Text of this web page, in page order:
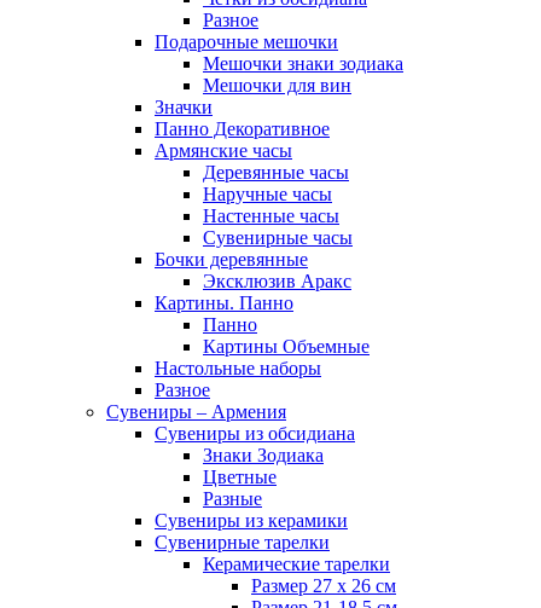
Разное
Подарочные мешочки
Мешочки знаки зодиака
Мешочки для вин
Значки
Панно Декоративное
Армянские часы
Деревянные часы
Наручные часы
Настенные часы
Сувенирные часы
Бочки деревянные
Эксклюзив Аракс
Картины. Панно
Панно
Картины Объемные
Настольные наборы
Разное
Сувениры – Армения
Сувениры из обсидиана
Знаки Зодиака
Цветные
Разные
Сувениры из керамики
Сувенирные тарелки
Керамические тарелки
Размер 27 х 26 см